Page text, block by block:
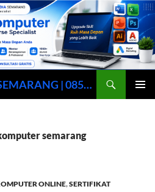
KURSUS KOMPUTER SEMARANG | 0857-0158-9003
semarang
ONLINE,SERTIFIKAT